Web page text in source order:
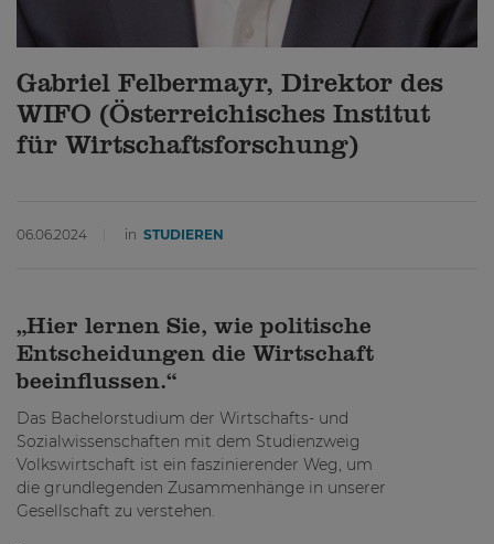
Gabriel Felbermayr, Direktor des
WIFO (Österreichisches Institut
für Wirtschaftsforschung)
06.06.2024 in STUDIEREN
„Hier lernen Sie, wie politische
Entscheidungen die Wirtschaft
beeinflussen.“
Das Bachelorstudium der Wirtschafts- und
Sozialwissenschaften mit dem Studienzweig
Volkswirtschaft ist ein faszinierender Weg, um
die grundlegenden Zusammenhänge in unserer
Gesellschaft zu verstehen.